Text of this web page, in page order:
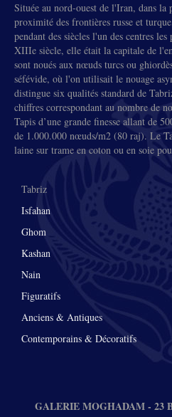
Située au nord-ouest de l'Iran, dans
proximité des frontières russe et
pendant des siècles l'un des centres
XIIIe siècle, elle était la capitale de
sont noués aux nœuds turcs ou
séfévide, où l'on utilisait le nouage
distingue six qualités standard de
chiffres correspondant au nombre de
Tapis d’une grande finesse allant de
de 1.000.000 nœuds/m2 (80 raj). Le
laine sur trame en coton ou en soie
Tabriz
Isfahan
Ghom
Kashan
Nain
Figuratifs
Anciens & Antiques
Contemporains & Décoratifs
GALERIE MOGHADAM - 23